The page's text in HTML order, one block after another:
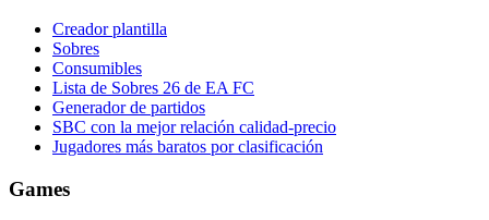
Creador plantilla
Sobres
Consumibles
Lista de Sobres 26 de EA FC
Generador de partidos
SBC con la mejor relación calidad-precio
Jugadores más baratos por clasificación
Games